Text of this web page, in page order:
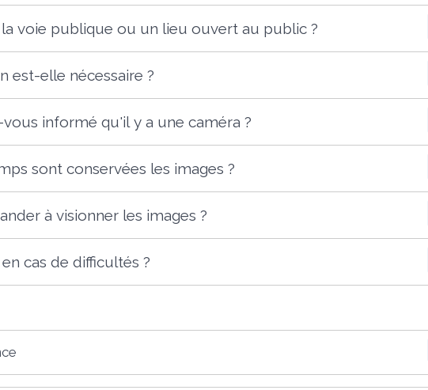
voie publique ou un lieu ouvert au public ?
est-elle nécessaire ?
informé qu'il y a une caméra ?
sont conservées les images ?
à visionner les images ?
cas de difficultés ?